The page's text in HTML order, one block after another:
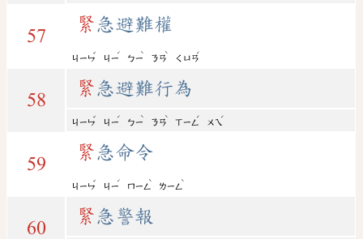
57
緊 急避難權
ㄐㄧㄣ
ˇ
ㄐㄧ
ˊ
ㄅㄧ
ˋ
ㄋㄢ
ˋ
ㄑㄩㄢ
ˊ
58
緊 急避難行為
ㄐㄧㄣ
ˇ
ㄐㄧ
ˊ
ㄅㄧ
ˋ
ㄋㄢ
ˋ
ㄒㄧㄥ
ˊ
ㄨㄟ
ˊ
59
緊 急命令
ㄐㄧㄣ
ˇ
ㄐㄧ
ˊ
ㄇㄧㄥ
ˋ
ㄌㄧㄥ
ˋ
60
緊 急警報